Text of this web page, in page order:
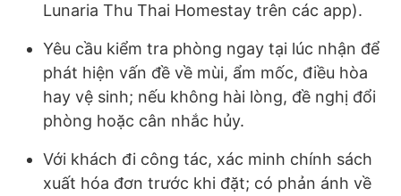
Lunaria Thu Thai Homestay trên các app).
Yêu cầu kiểm tra phòng ngay tại lúc nhận để
phát hiện vấn đề về mùi, ẩm mốc, điều hòa
hay vệ sinh; nếu không hài lòng, đề nghị đổi
phòng hoặc cân nhắc hủy.
Với khách đi công tác, xác minh chính sách
xuất hóa đơn trước khi đặt; có phản ánh về